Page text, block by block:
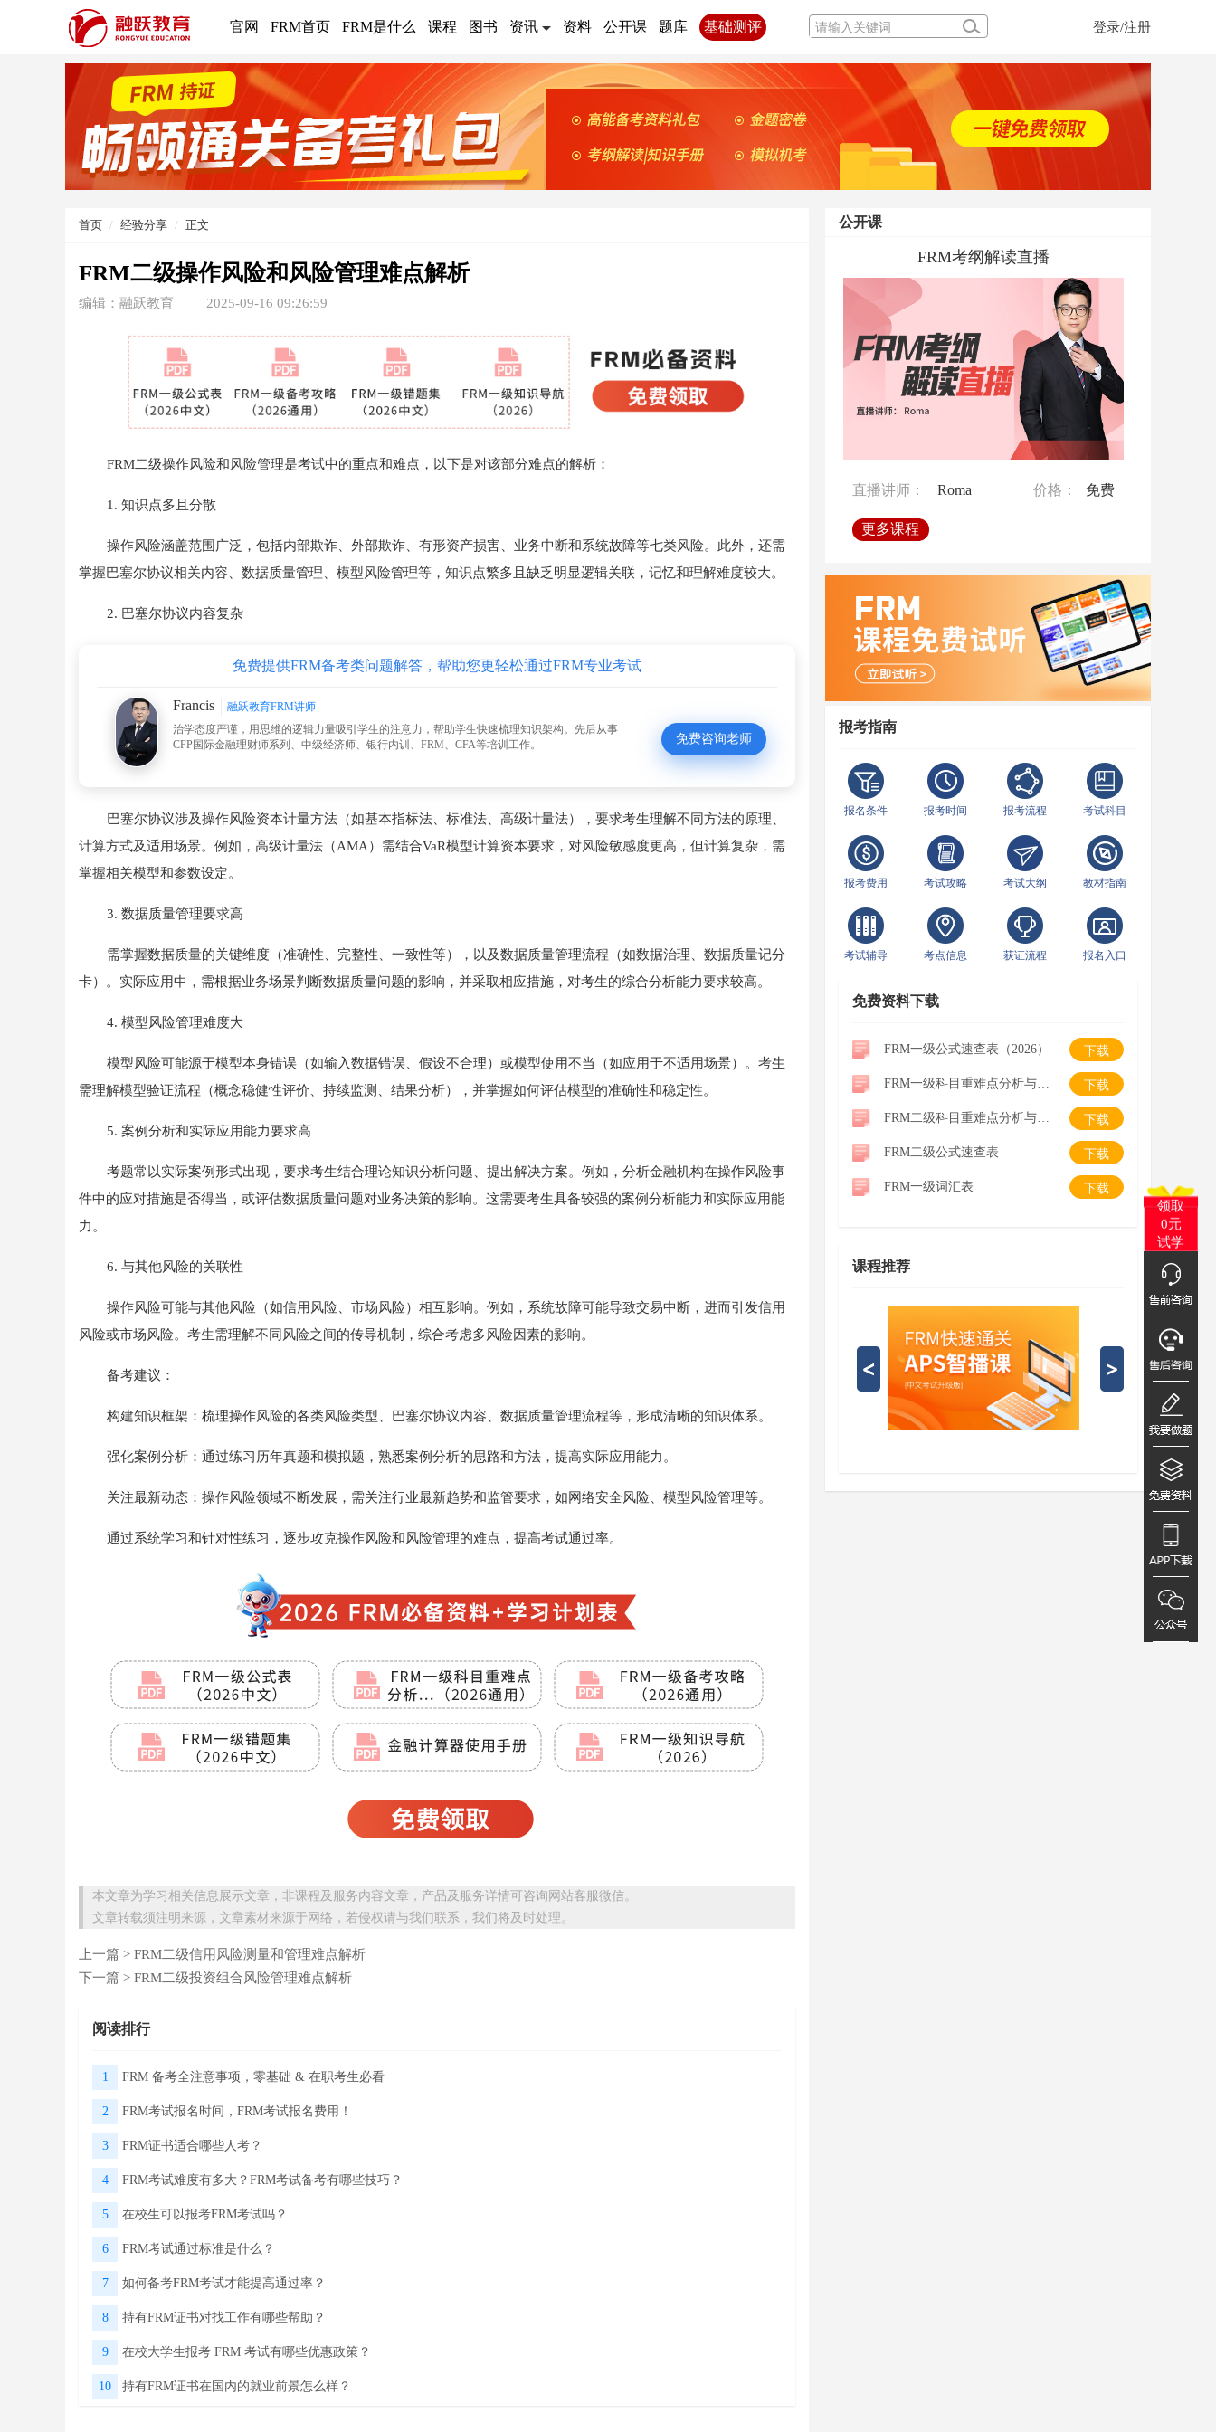
官网 FRM首页 FRM是什么 课程 图书 资讯 资料 公开课 题库 基础测评 登录/注册
首页 经验分享 正文
FRM二级操作风险和风险管理难点解析
编辑：融跃教育 2025-09-16 09:26:59
FRM二级操作风险和风险管理是考试中的重点和难点，以下是对该部分难点的解析：
1. 知识点多且分散
操作风险涵盖范围广泛，包括内部欺诈、外部欺诈、有形资产损害、业务中断和系统故障等七类风险。此外，还需
掌握巴塞尔协议相关内容、数据质量管理、模型风险管理等，知识点繁多且缺乏明显逻辑关联，记忆和理解难度较大。
2. 巴塞尔协议内容复杂
免费提供FRM备考类问题解答，帮助您更轻松通过FRM专业考试
Francis
融跃教育FRM讲师
治学态度严谨，用思维的逻辑力量吸引学生的注意力，帮助学生快速梳理知识架构。先后从事
CFP国际金融理财师系列、中级经济师、银行内训、FRM、CFA等培训工作。
免费咨询老师
巴塞尔协议涉及操作风险资本计量方法（如基本指标法、标准法、高级计量法），要求考生理解不同方法的原理、
计算方式及适用场景。例如，高级计量法（AMA）需结合VaR模型计算资本要求，对风险敏感度更高，但计算复杂，需
掌握相关模型和参数设定。
3. 数据质量管理要求高
需掌握数据质量的关键维度（准确性、完整性、一致性等），以及数据质量管理流程（如数据治理、数据质量记分
卡）。实际应用中，需根据业务场景判断数据质量问题的影响，并采取相应措施，对考生的综合分析能力要求较高。
4. 模型风险管理难度大
模型风险可能源于模型本身错误（如输入数据错误、假设不合理）或模型使用不当（如应用于不适用场景）。考生
需理解模型验证流程（概念稳健性评价、持续监测、结果分析），并掌握如何评估模型的准确性和稳定性。
5. 案例分析和实际应用能力要求高
考题常以实际案例形式出现，要求考生结合理论知识分析问题、提出解决方案。例如，分析金融机构在操作风险事
件中的应对措施是否得当，或评估数据质量问题对业务决策的影响。这需要考生具备较强的案例分析能力和实际应用能
力。
6. 与其他风险的关联性
操作风险可能与其他风险（如信用风险、市场风险）相互影响。例如，系统故障可能导致交易中断，进而引发信用
风险或市场风险。考生需理解不同风险之间的传导机制，综合考虑多风险因素的影响。
备考建议：
构建知识框架：梳理操作风险的各类风险类型、巴塞尔协议内容、数据质量管理流程等，形成清晰的知识体系。
强化案例分析：通过练习历年真题和模拟题，熟悉案例分析的思路和方法，提高实际应用能力。
关注最新动态：操作风险领域不断发展，需关注行业最新趋势和监管要求，如网络安全风险、模型风险管理等。
通过系统学习和针对性练习，逐步攻克操作风险和风险管理的难点，提高考试通过率。
本文章为学习相关信息展示文章，非课程及服务内容文章，产品及服务详情可咨询网站客服微信。
文章转载须注明来源，文章素材来源于网络，若侵权请与我们联系，我们将及时处理。
上一篇 > FRM二级信用风险测量和管理难点解析
下一篇 > FRM二级投资组合风险管理难点解析
阅读排行
1 FRM 备考全注意事项，零基础 & 在职考生必看
2 FRM考试报名时间，FRM考试报名费用！
3 FRM证书适合哪些人考？
4 FRM考试难度有多大？FRM考试备考有哪些技巧？
5 在校生可以报考FRM考试吗？
6 FRM考试通过标准是什么？
7 如何备考FRM考试才能提高通过率？
8 持有FRM证书对找工作有哪些帮助？
9 在校大学生报考 FRM 考试有哪些优惠政策？
10 持有FRM证书在国内的就业前景怎么样？
公开课
直播讲师： 价格： 免费
更多课程
直播讲师： 价格： 免费
更多课程
FRM考纲解读直播
直播讲师： Roma 价格： 免费
更多课程
报考指南
报名条件 报考时间 报考流程 考试科目
报考费用 考试攻略 考试大纲 教材指南
考试辅导 考点信息 获证流程 报名入口
免费资料下载
FRM一级公式速查表（2026） 下载
FRM一级科目重难点分析与学习建议 下载
FRM二级科目重难点分析与学习建议 下载
FRM二级公式速查表 下载
FRM一级词汇表 下载
课程推荐
领取
0元
试学